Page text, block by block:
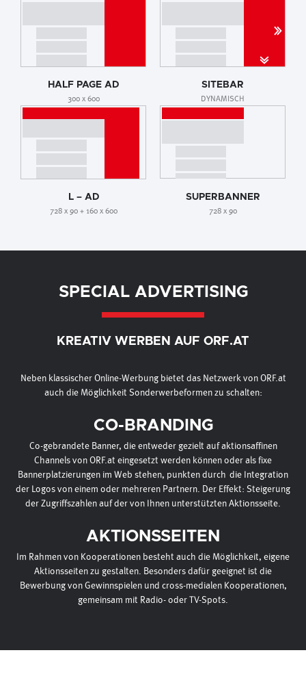
HALF PAGE AD
300 x 600
SITEBAR
DYNAMISCH
L – AD
728 x 90 + 160 x 600
SUPERBANNER
728 x 90
SPECIAL ADVERTISING
KREATIV WERBEN AUF ORF.AT
Neben klassischer Online-Werbung bietet das Netzwerk von ORF.at
auch die Möglichkeit Sonderwerbeformen zu schalten:
CO-BRANDING
Co-gebrandete Banner, die entweder gezielt auf aktionsaffinen
Channels von ORF.at eingesetzt werden können oder als fixe
Bannerplatzierungen im Web stehen, punkten durch die Integration
der Logos von einem oder mehreren Partnern. Der Effekt: Steigerung
der Zugriffszahlen auf der von Ihnen unterstützten Aktionsseite.
AKTIONSSEITEN
Im Rahmen von Kooperationen besteht auch die Möglichkeit, eigene
Aktionsseiten zu gestalten. Besonders dafür geeignet ist die
Bewerbung von Gewinnspielen und cross-medialen Kooperationen,
gemeinsam mit Radio- oder TV-Spots.